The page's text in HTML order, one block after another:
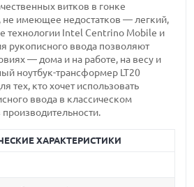
витков в гонке
не имеющее недостатков — легкий,
технологии Intel Centrino Mobile и
рукописного ввода позволяют
— дома и на работе, на весу и
ноутбук-трансформер LT20
тех, кто хочет использовать
ввода в классическом
производительности.
ХАРАКТЕРИСТИКИ